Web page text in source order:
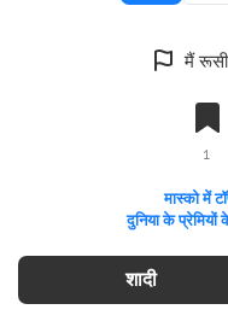
मैं
1
मास्को में
दुनिया के प्रेमियों
शादी